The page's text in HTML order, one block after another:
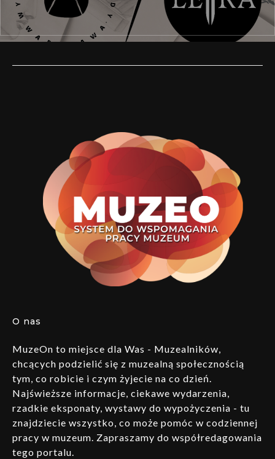
O nas
MuzeOn to miejsce dla Was - Muzealników,
chcących podzielić się z muzealną społecznością
tym, co robicie i czym żyjecie na co dzień.
Najświeższe informacje, ciekawe wydarzenia,
rzadkie eksponaty, wystawy do wypożyczenia - tu
znajdziecie wszystko, co może pomóc w codziennej
pracy w muzeum. Zapraszamy do współredagowania
tego portalu.